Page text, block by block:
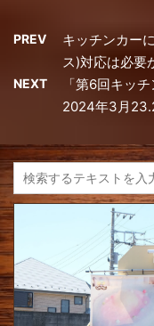
PREV
キッチンカー
ス)対応は必要
NEXT
「第6回キッ
2024年3月